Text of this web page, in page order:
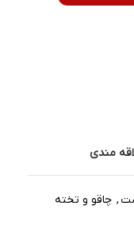
مندی
, چاقو و تخته